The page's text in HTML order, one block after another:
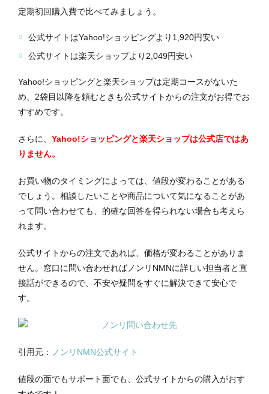
楽天ショップ 定期コース お取り扱いなし
定期初回購入費で比べてみましょう。
公式サイトはYahoo!ショッピングより1,920円安い
公式サイトは楽天ショップより2,049円安い
Yahoo!ショッピングと楽天ショップは定期コースがないた
め、2袋目以降を頼むときも公式サイトからの注文がお得でお
すすめです。
さらに、 Yahoo!ショッピングと楽天ショップは公式店ではあ
りません。
お買い物のタイミングによっては、値段が変わることがある
でしょう。相談したいことや商品について気になることがあ
って問い合わせても、的確な回答を得られない場合も考えら
れます。
公式サイトからの注文であれば、価格が変わることがありま
せん。窓口に問い合わせればノンリNMNに詳しい担当者と直
接話ができるので、不安や疑問をすぐに解決できて安心で
す。
引用元： ノンリNMN公式サイト
値段の面でもサポート面でも、公式サイトからの購入がおす